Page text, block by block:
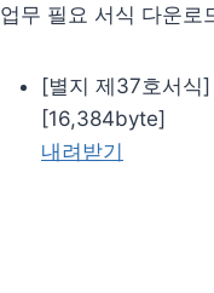
업무 필요 서식 다운로
[별지 제37호서식
[16,384byte]
내려받기